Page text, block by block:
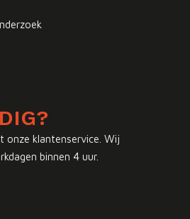
onze klantenservice. Wij
binnen 4 uur.